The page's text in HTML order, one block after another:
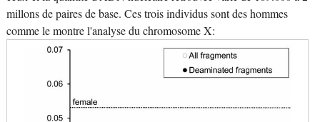
millons de paires de base. Ces trois individus sont des hommes
comme le montre l'analyse du chromosome X: